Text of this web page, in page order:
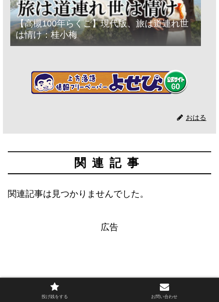
【高槻100年らくご】現代版、旅は道連れ世
は情け：桂小梅
おはる
関連記事
関連記事は見つかりませんでした。
広告
投げ銭をする お問い合わせ